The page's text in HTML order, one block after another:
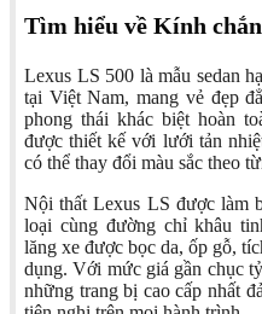
Tìm hiểu về Kính
Lexus LS 500 là mẫu sedan
tại Việt Nam, mang vẻ đẹp
phong thái khác biệt hoàn
được thiết kế với lưới tản
có thể thay đổi màu sắc theo
Nội thất Lexus LS được làm
loại cùng đường chỉ khâu
lăng xe được bọc da, ốp gỗ,
dụng. Với mức giá gần chục
những trang bị cao cấp nhất